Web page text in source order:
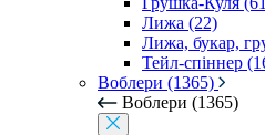
Лижа (22)
Лижа, букар,
Тейл-спіннер
Воблери (1365)
Воблери (1365)